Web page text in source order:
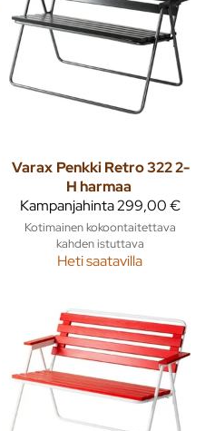
Varax Penkki Retro 322 2-
H harmaa
Kampanjahinta299,00 €
Kotimainen kokoontaitettava
kahden istuttava
Heti saatavilla